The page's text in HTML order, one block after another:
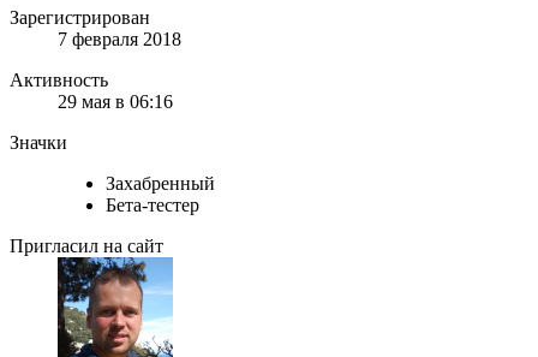
Зарегистрирован
7 февраля 2018
Активность
29 мая в 06:16
Значки
Захабренный
Бета-тестер
Пригласил на сайт